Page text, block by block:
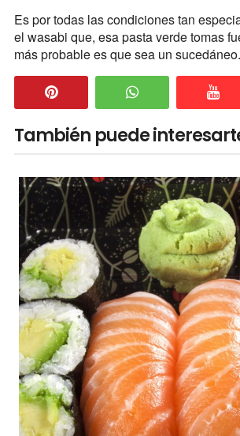
Es por todas las condiciones tan
el wasabi que, esa pasta verde tomas
más probable es que sea un sucedáneo.
También puede